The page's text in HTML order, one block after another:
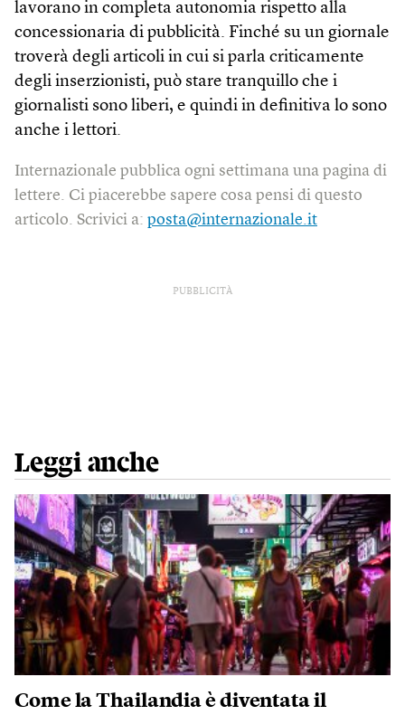
lavorano in completa autonomia rispetto alla
concessionaria di pubblicità. Finché su un giornale
troverà degli articoli in cui si parla criticamente
degli inserzionisti, può stare tranquillo che i
giornalisti sono liberi, e quindi in definitiva lo sono
anche i lettori.
Internazionale pubblica ogni settimana una pagina di
lettere. Ci piacerebbe sapere cosa pensi di questo
articolo. Scrivici a: posta@internazionale.it
PUBBLICITÀ
Leggi anche
Come la Thailandia è diventata il